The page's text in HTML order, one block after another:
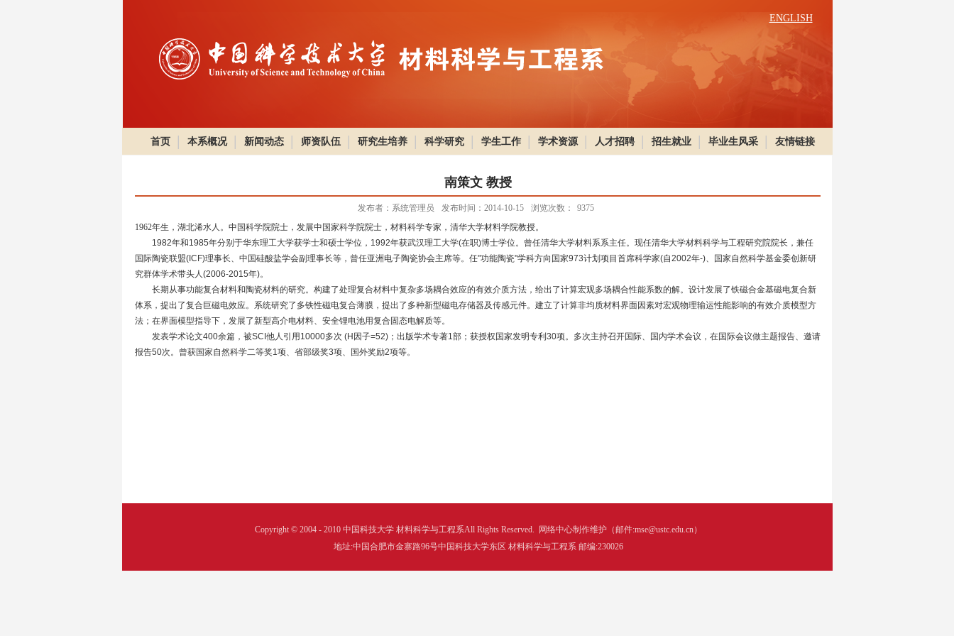
ENGLISH
首页 本系概况 新闻动态 师资队伍 研究生培养 科学研究 学生工作 学术资源 人才招聘 招生就业 毕业生风采 友情链接
南策文 教授
发布者：系统管理员 发布时间：2014-10-15 浏览次数：
9375
1962年生，湖北浠水人。中国科学院院士，发展中国家科学院院士，材料科学专家，清华大学材料学院教授。
1982年和1985年分别于华东理工大学获学士和硕士学位，1992年获武汉理工大学(在职)博士学位。曾任清华大学材料系系主任。现任清华大学材料科学与工程研究院院长，兼任
国际陶瓷联盟(ICF)理事长、中国硅酸盐学会副理事长等，曾任亚洲电子陶瓷协会主席等。任"功能陶瓷"学科方向国家973计划项目首席科学家(自2002年-)、国家自然科学基金委创新研
究群体学术带头人(2006-2015年)。
长期从事功能复合材料和陶瓷材料的研究。构建了处理复合材料中复杂多场耦合效应的有效介质方法，给出了计算宏观多场耦合性能系数的解。设计发展了铁磁合金基磁电复合新
体系，提出了复合巨磁电效应。系统研究了多铁性磁电复合薄膜，提出了多种新型磁电存储器及传感元件。建立了计算非均质材料界面因素对宏观物理输运性能影响的有效介质模型方
法；在界面模型指导下，发展了新型高介电材料、安全锂电池用复合固态电解质等。
发表学术论文400余篇，被SCI他人引用10000多次 (H因子=52)；出版学术专著1部；获授权国家发明专利30项。多次主持召开国际、国内学术会议，在国际会议做主题报告、邀请
报告50次。曾获国家自然科学二等奖1项、省部级奖3项、国外奖励2项等。
Copyright © 2004 - 2010 中国科技大学 材料科学与工程系All Rights Reserved.
网络中心制作维护（邮件:mse@ustc.edu.cn）
地址:中国合肥市金寨路96号中国科技大学东区 材料科学与工程系 邮编:230026